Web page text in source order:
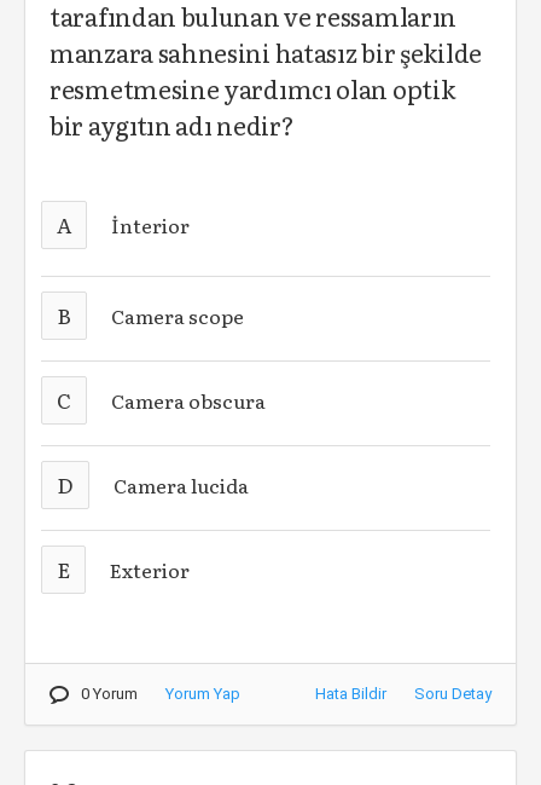
tarafından bulunan ve ressamların
manzara sahnesini hatasız bir şekilde
resmetmesine yardımcı olan optik
bir aygıtın adı nedir?
A İnterior
B Camera scope
C Camera obscura
D Camera lucida
E Exterior
0 Yorum Yorum Yap Hata Bildir Soru Detay